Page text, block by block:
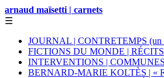
arnaud maïsetti | carnets
☰
JOURNAL | CONTRETEMPS (un
FICTIONS DU MONDE | RÉCITS
INTERVENTIONS | COMMUNES
BERNARD-MARIE KOLTÈS | «